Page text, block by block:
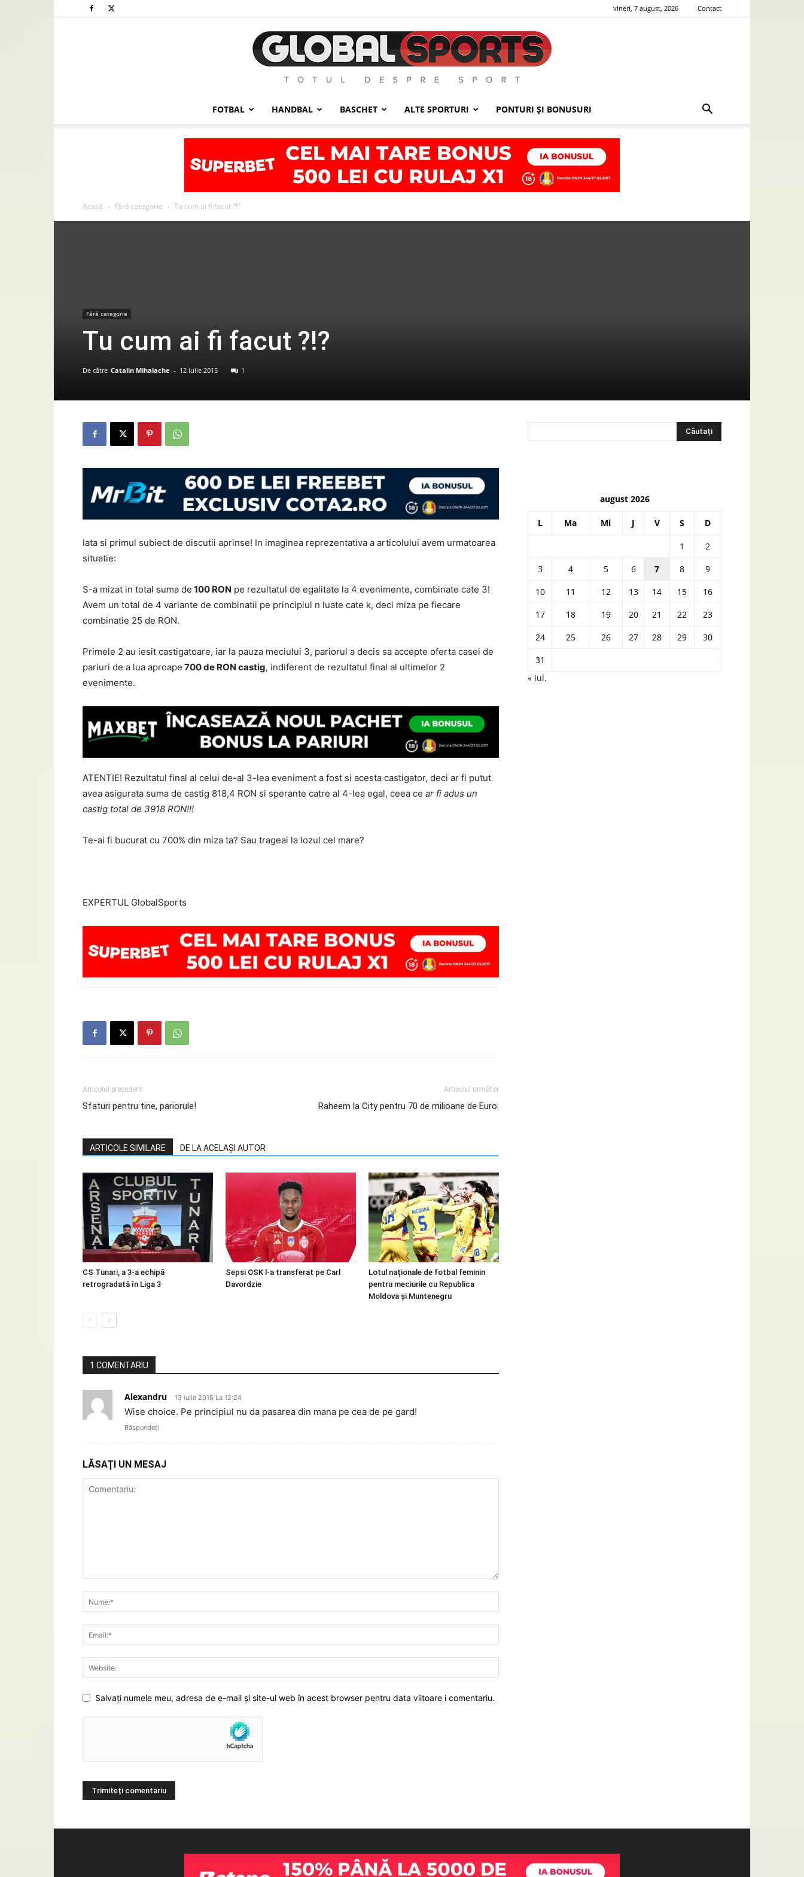
vineri, 7 august, 2026 Contact
FOTBAL HANDBAL BASCHET ALTE SPORTURI PONTURI ȘI BONUSURI
Acasă Fără categorie Tu cum ai fi facut ?!?
Fără categorie
Tu cum ai fi facut ?!?
De către Catalin Mihalache - 12 iulie 2015 1
Iata si primul subiect de discutii aprinse! In imaginea reprezentativa a articolului avem urmatoarea
situatie:
S-a mizat in total suma de 100 RON pe rezultatul de egalitate la 4 evenimente, combinate cate 3!
Avem un total de 4 variante de combinatii pe principiul n luate cate k, deci miza pe fiecare
combinatie 25 de RON.
Primele 2 au iesit castigatoare, iar la pauza meciului 3, pariorul a decis sa accepte oferta casei de
pariuri de a lua aproape 700 de RON castig, indiferent de rezultatul final al ultimelor 2
evenimente.
ATENTIE! Rezultatul final al celui de-al 3-lea eveniment a fost si acesta castigator, deci ar fi putut
avea asigurata suma de castig 818,4 RON si sperante catre al 4-lea egal, ceea ce ar fi adus un
castig total de 3918 RON!!!
Te-ai fi bucurat cu 700% din miza ta? Sau trageai la lozul cel mare?
EXPERTUL GlobalSports
Articolul precedent
Sfaturi pentru tine, pariorule!
Articolul următor
Raheem la City pentru 70 de milioane de Euro.
ARTICOLE SIMILARE DE LA ACELAȘI AUTOR
CS Tunari, a 3-a echipă
retrogradată în Liga 3
Sepsi OSK l-a transferat pe Carl
Davordzie
Lotul naționale de fotbal feminin
pentru meciurile cu Republica
Moldova și Muntenegru
1 COMENTARIU
Alexandru 13 iulie 2015 La 12:24
Wise choice. Pe principiul nu da pasarea din mana pe cea de pe gard!
Răspundeți
LĂSAȚI UN MESAJ
Salvați numele meu, adresa de e-mail și site-ul web în acest browser pentru data viitoare i comentariu.
august 2026
L Ma Mi J V S D
1
2
3
4 5 6 7 8
9
10
11 12 13 14 15
16
17
18 19 20 21 22
23
24
25 26 27 28 29
30
31
« iul.